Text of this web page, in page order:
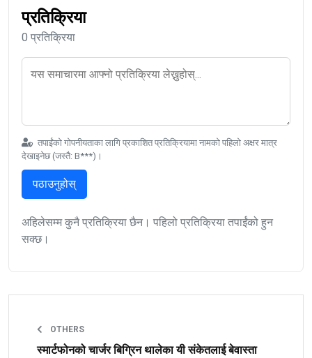
प्रतिक्रिया
0 प्रतिक्रिया
तपाईंको गोपनीयताका लागि प्रकाशित प्रतिक्रियामा नामको पहिलो अक्षर मात्र
देखाइनेछ (जस्तै: B***)।
पठाउनुहोस्
अहिलेसम्म कुनै प्रतिक्रिया छैन। पहिलो प्रतिक्रिया तपाईंको हुन
सक्छ।
OTHERS
स्मार्टफोनको चार्जर बिग्रिन थालेका यी संकेतलाई बेवास्ता